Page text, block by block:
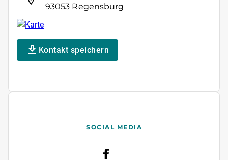
93053 Regensburg
Kontakt speichern
SOCIAL MEDIA